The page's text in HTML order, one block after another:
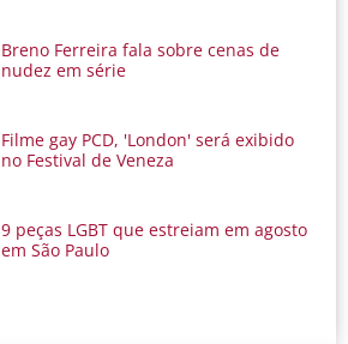
Breno Ferreira fala sobre cenas de
nudez em série
Filme gay PCD, 'London' será exibido
no Festival de Veneza
9 peças LGBT que estreiam em agosto
em São Paulo